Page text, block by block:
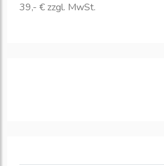
39,- € zzgl. MwSt.